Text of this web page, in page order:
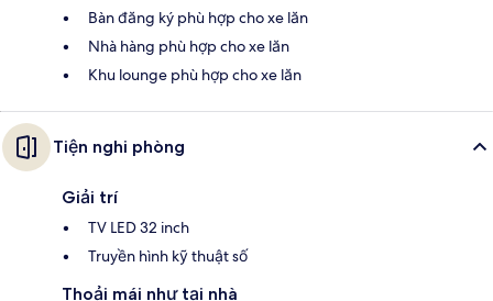
Bàn đăng ký phù hợp cho xe lăn
Nhà hàng phù hợp cho xe lăn
Khu lounge phù hợp cho xe lăn
Tiện nghi phòng
Giải trí
TV LED 32 inch
Truyền hình kỹ thuật số
Thoải mái như tại nhà